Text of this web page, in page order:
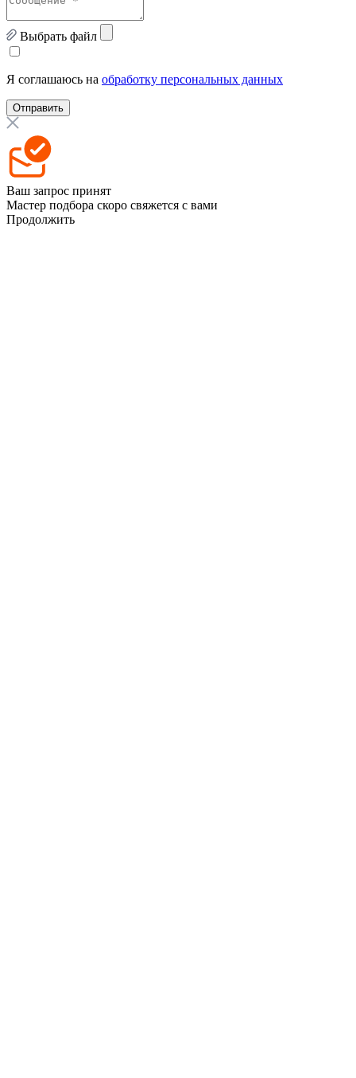
Выбрать файл
Я соглашаюсь на обработку персональных данных
Отправить
Ваш запрос принят
Мастер подбора скоро свяжется с вами
Продолжить